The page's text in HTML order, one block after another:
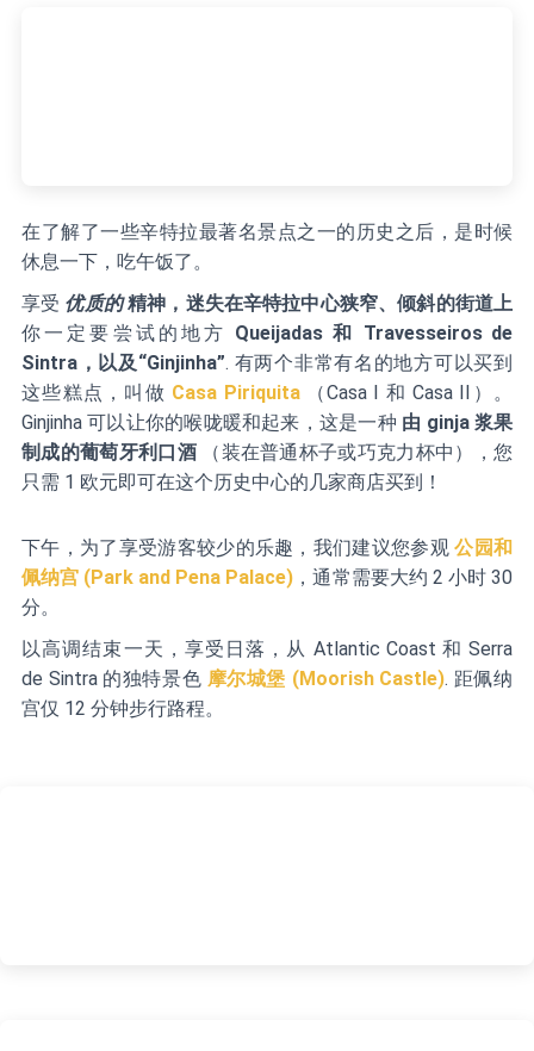
在了解了一些辛特拉最著名景点之一的历史之后，是时候
休息一下，吃午饭了。
享受 优质的精神，迷失在辛特拉中心狭窄、倾斜的街道上
你一定要尝试的地方 Queijadas 和 Travesseiros de
Sintra，以及“Ginjinha”. 有两个非常有名的地方可以买到
这些糕点，叫做 Casa Piriquita
（Casa I 和 Casa II）。
Ginjinha 可以让你的喉咙暖和起来，这是一种 由 ginja 浆果
制成的葡萄牙利口酒（装在普通杯子或巧克力杯中），您
只需 1 欧元即可在这个历史中心的几家商店买到！
下午，为了享受游客较少的乐趣，我们建议您参观公园和
佩纳宫 (Park and Pena Palace) ，通常需要大约 2 小时 30
分。
以高调结束一天，享受日落，从 Atlantic Coast 和 Serra
de Sintra 的独特景色 摩尔城堡 (Moorish Castle). 距佩纳
宫仅 12 分钟步行路程。